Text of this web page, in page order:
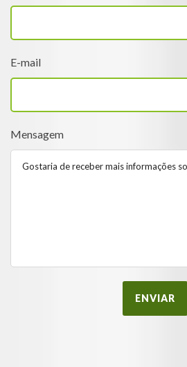
E-mail
Mensagem
ENVIAR